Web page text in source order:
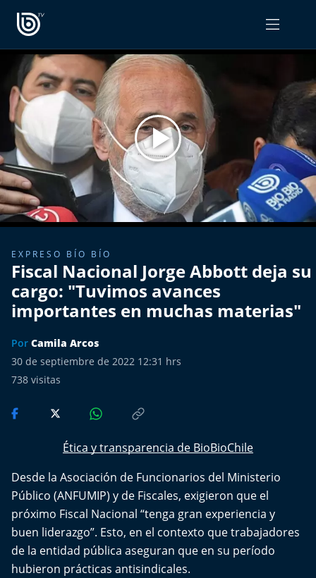
PROGRAMAS
Radiograma
Expreso Bío Bío
Podría Ser Peor
La Entrevista de Tomás Mosciatti
Entrevistas BioBioTV
Comentarios de Tomás Mosciatti
Más de Ti Podcast
Realizadores
Más de 100 Días
Tu Mereces Ser Feliz
Efemérides
OPINIÓN
PODCAST RADIOGRAMA
EXPRESO BÍO BÍO
Fiscal Nacional Jorge Abbott deja su
cargo: "Tuvimos avances
importantes en muchas materias"
Por Camila Arcos
30 de septiembre de 2022 12:31 hrs
738 visitas
Ética y transparencia de BioBioChile
Desde la Asociación de Funcionarios del Ministerio
Público (ANFUMIP) y de Fiscales, exigieron que el
próximo Fiscal Nacional “tenga gran experiencia y
buen liderazgo”. Esto, en el contexto que trabajadores
de la entidad pública aseguran que en su período
hubieron prácticas antisindicales.